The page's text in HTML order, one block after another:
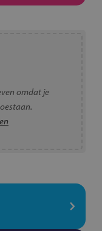
omdat je